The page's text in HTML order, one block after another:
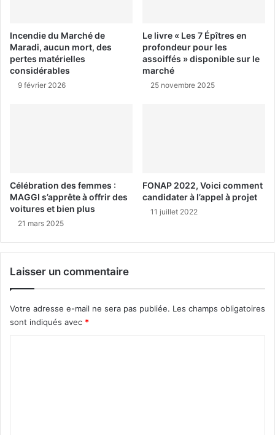
Incendie du Marché de
Maradi, aucun mort, des
pertes matérielles
considérables
9 février 2026
Le livre « Les 7 Épîtres en
profondeur pour les
assoiffés » disponible sur le
marché
25 novembre 2025
Célébration des femmes :
MAGGI s’apprête à offrir des
voitures et bien plus
21 mars 2025
FONAP 2022, Voici comment
candidater à l’appel à projet
11 juillet 2022
Laisser un commentaire
Votre adresse e-mail ne sera pas publiée. Les champs obligatoires
sont indiqués avec *